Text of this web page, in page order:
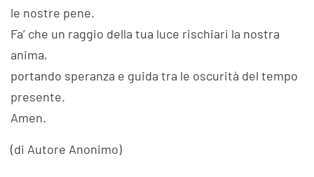
le nostre pene.
Fa’ che un raggio della tua luce rischiari la nostra
anima,
portando speranza e guida tra le oscurità del tempo
presente.
Amen.
(di Autore Anonimo)